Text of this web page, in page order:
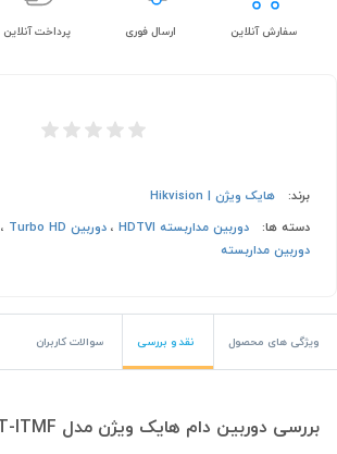
سفارش آنلاین ارسال فوری پرداخت آنلاین
برند:
هایک ویژن | Hikvision
دسته ها:
دوربین مداربسته HDTVI ، دوربین Turbo HD ،
دوربین مداربسته
ویژگی های محصول نقد و بررسی سوالات کاربران
بررسی دوربين دام هايک ويژن مدل DS-2CE56H0T-ITMF